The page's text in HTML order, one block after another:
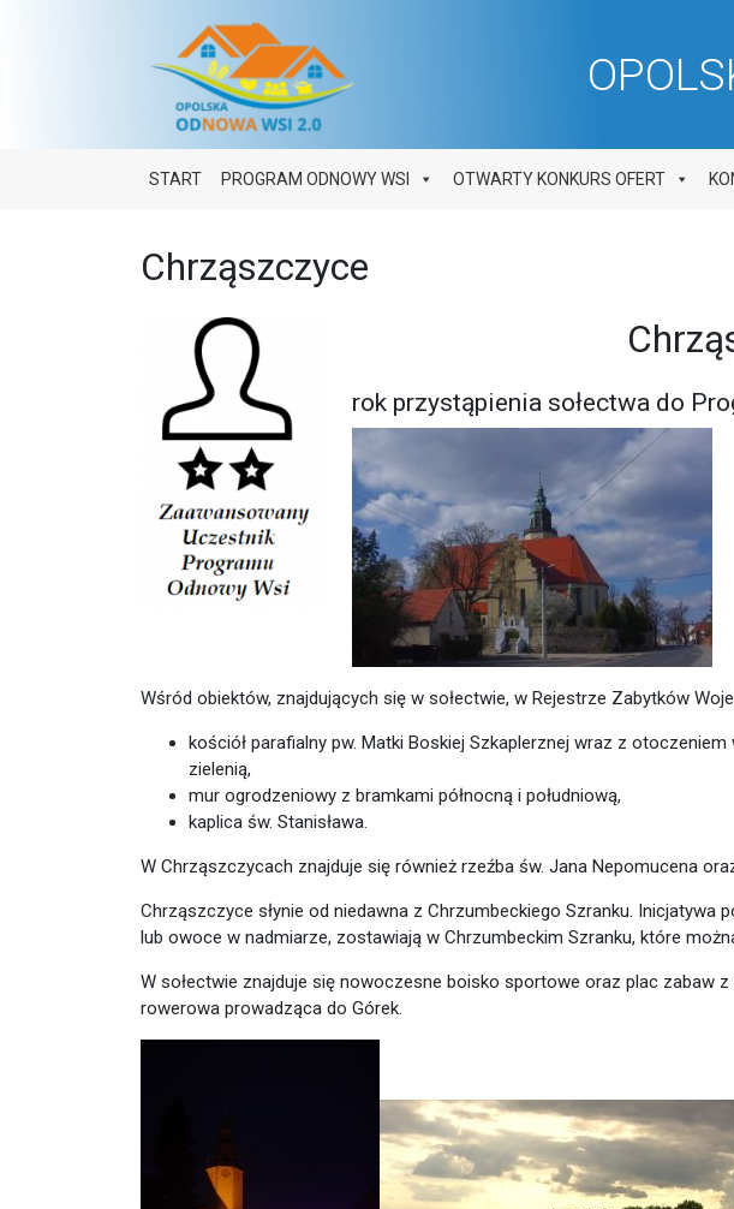
Main Navigation
START PROGRAM ODNOWY WSI OTWARTY KONKURS OFERT
Chrząszczyce
rok przystąpienia sołectwa do
Wśród obiektów, znajdujących się w sołectwie, w Rejestrze Zabytków
kościół parafialny pw. Matki Boskiej Szkaplerznej wraz z
zielenią,
mur ogrodzeniowy z bramkami północną i południową,
kaplica św. Stanisława.
W Chrząszczycach znajduje się również rzeźba św. Jana Nepomucena
Chrząszczyce słynie od niedawna z Chrzumbeckiego Szranku. Inicjatywa
lub owoce w nadmiarze, zostawiają w Chrzumbeckim Szranku, które
W sołectwie znajduje się nowoczesne boisko sportowe oraz plac zabaw
rowerowa prowadząca do Górek.